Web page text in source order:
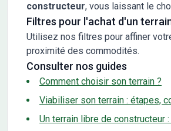
constructeur, vous laissant le
Filtres pour l'achat d'un
Utilisez nos filtres pour affiner
proximité des commodités.
Consulter nos guides
Comment choisir son terrain ?
Viabiliser son terrain : étapes,
Un terrain libre de constructeur :